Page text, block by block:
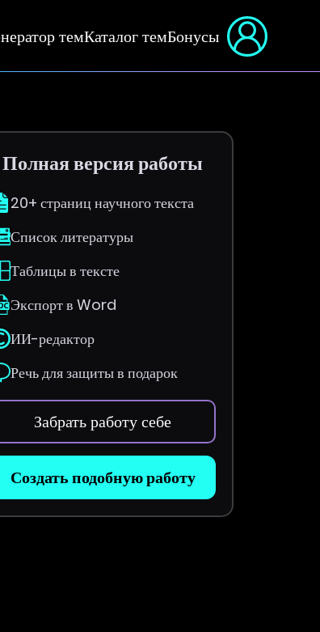
темКаталог темБонусы
Полная версия работы
20+ страниц научного текста
Список литературы
Таблицы в тексте
Экспорт в Word
ИИ-редактор
Речь для защиты в подарок
Забрать работу себе
Создать подобную работу